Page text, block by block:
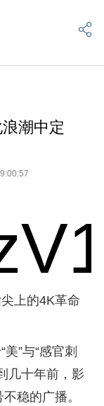
潮中定
上的4K革命
”与“感官刺
几十年前，影
稳的广播。